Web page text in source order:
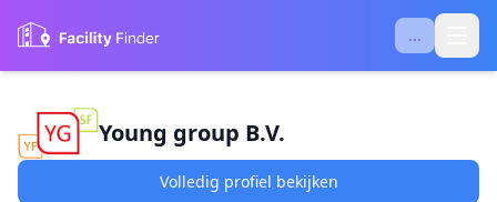
...
Young group B.V.
Volledig profiel bekijken